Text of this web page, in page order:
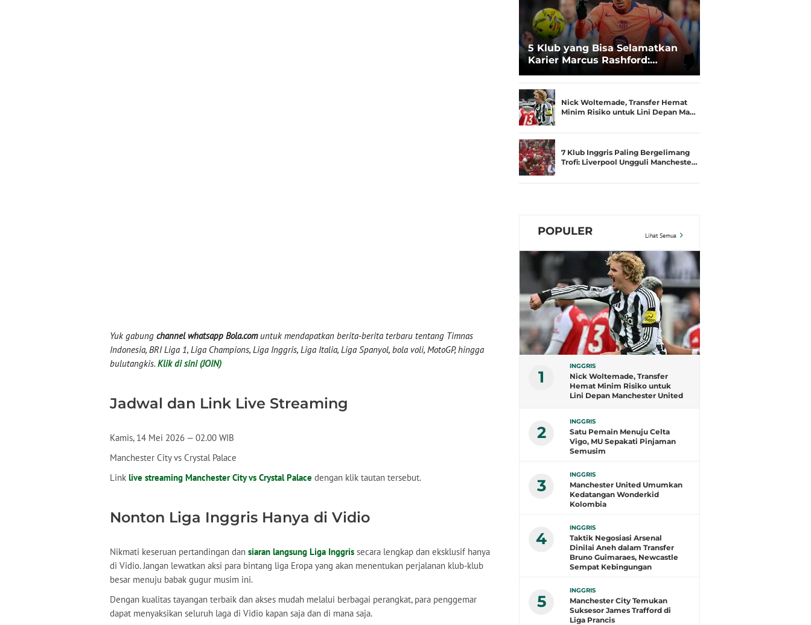
Yuk gabung channel whatsapp Bola.comuntuk mendapatkan berita-berita terbaru tentang Timnas
Indonesia, BRI Liga 1, Liga Champions, Liga Inggris, Liga Italia, Liga Spanyol, bola voli, MotoGP, hingga
bulutangkis. Klik di sini (JOIN)
Jadwal dan Link Live Streaming
Kamis, 14 Mei 2026 — 02.00 WIB
Manchester City vs Crystal Palace
Link live streaming Manchester City vs Crystal Palace dengan klik tautan tersebut.
Nonton Liga Inggris Hanya di Vidio
Nikmati keseruan pertandingan dan siaran langsung Liga Inggris secara lengkap dan eksklusif hanya
di Vidio. Jangan lewatkan aksi para bintang liga Eropa yang akan menentukan perjalanan klub-klub
besar menuju babak gugur musim ini.
Dengan kualitas tayangan terbaik dan akses mudah melalui berbagai perangkat, para penggemar
dapat menyaksikan seluruh laga di Vidio kapan saja dan di mana saja.
5 Klub yang Bisa Selamatkan
Karier Marcus Rashford:
Munchen
Nick Woltemade, Transfer Hemat
Minim Risiko untuk Lini Depan Ma…
7 Klub Inggris Paling Bergelimang
Trofi: Liverpool Ungguli Mancheste…
POPULER Lihat Semua
1
INGGRIS
Nick Woltemade, Transfer
Hemat Minim Risiko untuk
Lini Depan Manchester United
2
INGGRIS
Satu Pemain Menuju Celta
Vigo, MU Sepakati Pinjaman
Semusim
3
INGGRIS
Manchester United Umumkan
Kedatangan Wonderkid
Kolombia
4
INGGRIS
Taktik Negosiasi Arsenal
Dinilai Aneh dalam Transfer
Bruno Guimaraes, Newcastle
Sempat Kebingungan
5
INGGRIS
Manchester City Temukan
Suksesor James Trafford di
Liga Prancis